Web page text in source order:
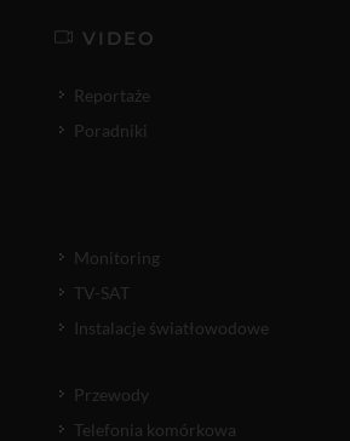
VIDEO
Reportaże
Poradniki
Monitoring
TV-SAT
Instalacje światłowodowe
Przewody
Telefonia komórkowa